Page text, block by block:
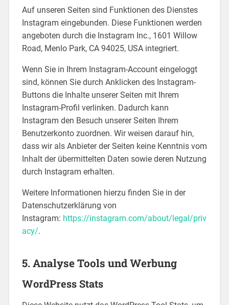
Auf unseren Seiten sind Funktionen des Dienstes
Instagram eingebunden. Diese Funktionen werden
angeboten durch die Instagram Inc., 1601 Willow
Road, Menlo Park, CA 94025, USA integriert.
Wenn Sie in Ihrem Instagram-Account eingeloggt
sind, können Sie durch Anklicken des Instagram-
Buttons die Inhalte unserer Seiten mit Ihrem
Instagram-Profil verlinken. Dadurch kann
Instagram den Besuch unserer Seiten Ihrem
Benutzerkonto zuordnen. Wir weisen darauf hin,
dass wir als Anbieter der Seiten keine Kenntnis vom
Inhalt der übermittelten Daten sowie deren Nutzung
durch Instagram erhalten.
Weitere Informationen hierzu finden Sie in der
Datenschutzerklärung von
Instagram: https://instagram.com/about/legal/priv
acy/.
5. Analyse Tools und Werbung
WordPress Stats